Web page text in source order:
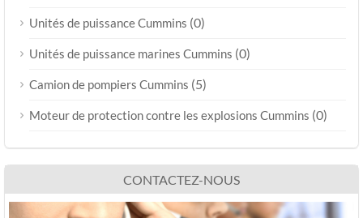
Unités de puissance Cummins (0)
Unités de puissance marines Cummins (0)
Camion de pompiers Cummins (5)
Moteur de protection contre les explosions Cummins (0)
CONTACTEZ-NOUS